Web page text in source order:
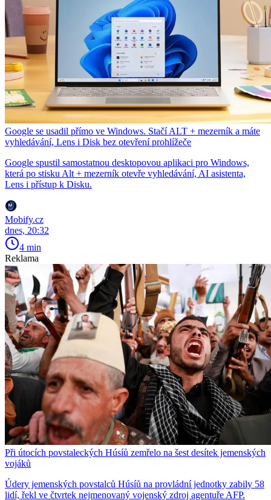
Google se usadil přímo ve Windows. Stačí ALT + mezerník a máte
vyhledávání, Lens i Disk bez otevření prohlížeče
Google spustil samostatnou desktopovou aplikaci pro Windows,
která po stisku Alt + mezerník otevře vyhledávání, AI asistenta,
Lens i přístup k Disku.
Mobify.cz
dnes, 20:32
4 min
Reklama
Při útocích povstaleckých Húsíů zemřelo na šest desítek jemenských
vojáků
Údery jemenských povstalců Húsíů na provládní jednotky zabily 58
lidí, řekl ve čtvrtek nejmenovaný vojenský zdroj agentuře AFP.